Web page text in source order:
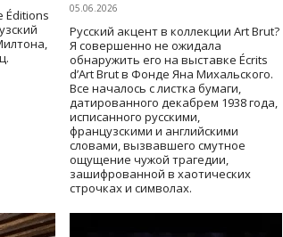
Éditions
05.06.2026
Русский акцент в коллекции Art Brut?
Я совершенно не ожидала
обнаружить его на выставке Écrits
d’Art Brut в Фонде Яна Михальского.
Все началось с листка бумаги,
датированного декабрем 1938 года,
исписанного русскими,
французскими и английскими
словами, вызвавшего смутное
ощущение чужой трагедии,
зашифрованной в хаотических
строчках и символах.